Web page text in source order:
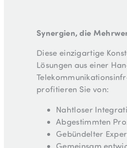
Synergien, die
Diese einzigartige
Lösungen aus einer
profitieren Sie von:
Nahtloser
Abgestimmten
Gebündelter